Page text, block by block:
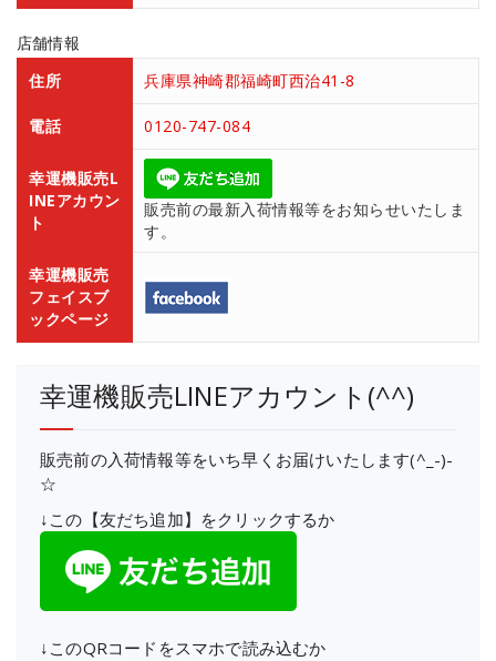
店舗情報
住所
兵庫県神崎郡福崎町西治41-8
電話 0120-747-084
幸運機販売L
INEアカウン
ト
販売前の最新入荷情報等をお知らせいたしま
す。
幸運機販売
フェイスブ
ックページ
幸運機販売LINEアカウント(^^)
販売前の入荷情報等をいち早くお届けいたします(^_-)-
☆
↓この【友だち追加】をクリックするか
↓このQRコードをスマホで読み込むか